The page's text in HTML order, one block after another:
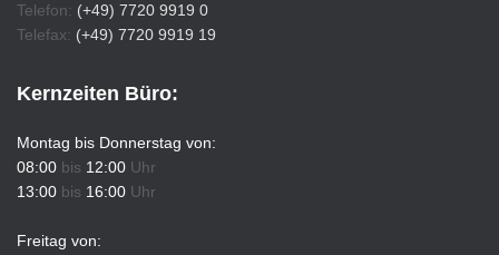
Telefon: (+49) 7720 9919 0
Telefax: (+49) 7720 9919 19
Kernzeiten Büro:
Montag bis Donnerstag von:
08:00 bis 12:00 Uhr
13:00 bis 16:00 Uhr
Freitag von: